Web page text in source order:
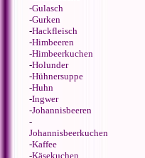
-Gulasch
-Gurken
-Hackfleisch
-Himbeeren
-Himbeerkuchen
-Holunder
-Hühnersuppe
-Huhn
-Ingwer
-Johannisbeeren
-
Johannisbeerkuchen
-Kaffee
-Käsekuchen